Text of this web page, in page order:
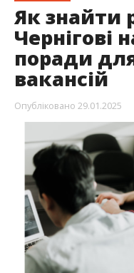
Як знайти
Чернігові
поради
вакансій
Опубліковано 29.01.2025